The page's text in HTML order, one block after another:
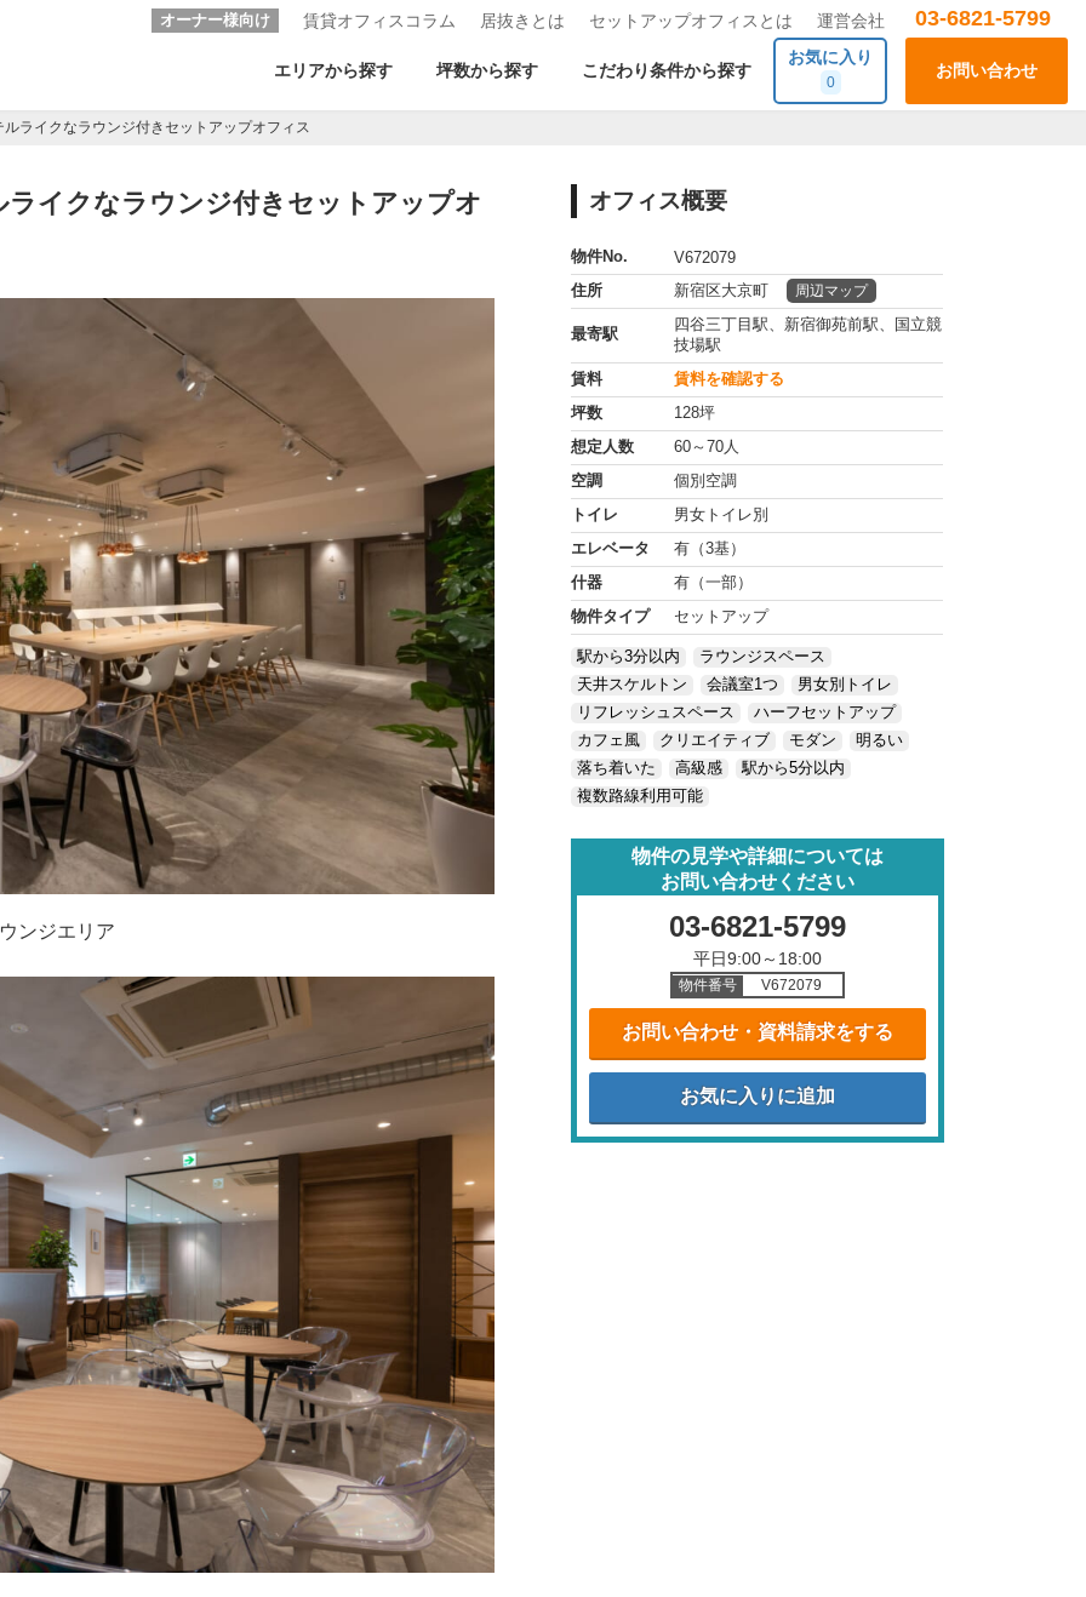
オーナー様向け 賃貸オフィスコラム 居抜きとは セットアップオフィスとは 運営会社 03-6821-5799
エリアから探す 坪数から探す こだわり条件から探す
お気に入り
0
お問い合わせ
ライクなラウンジ付きセットアップオフィス
イクなラウンジ付きセットアップオ
ンジエリア
オフィス概要
物件No.
V672079
住所
新宿区大京町 周辺マップ
最寄駅
四谷三丁目駅、新宿御苑前駅、国立競
技場駅
賃料
賃料を確認する
坪数
128坪
想定人数
60～70人
空調
個別空調
トイレ
男女トイレ別
エレベータ
有（3基）
什器
有（一部）
物件タイプ
セットアップ
駅から3分以内
ラウンジスペース
天井スケルトン
会議室1つ
男女別トイレ
リフレッシュスペース
ハーフセットアップ
カフェ風
クリエイティブ モダン
明るい
落ち着いた
高級感
駅から5分以内
複数路線利用可能
物件の見学や詳細については
お問い合わせください
03-6821-5799
平日9:00～18:00
物件番号 V672079
お問い合わせ・資料請求をする